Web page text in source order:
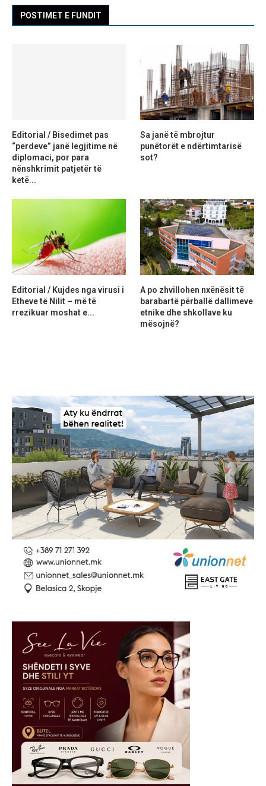
POSTIMET E FUNDIT
Editorial / Bisedimet pas
“perdeve” janë legjitime në
diplomaci, por para
nënshkrimit patjetër të
ketë...
Sa janë të mbrojtur
punëtorët e ndërtimtarisë
sot?
Editorial / Kujdes nga virusi i
Etheve të Nilit – më të
rrezikuar moshat e...
A po zhvillohen nxënësit të
barabartë përballë dallimeve
etnike dhe shkollave ku
mësojnë?